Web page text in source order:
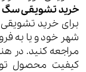
خرید تشویقی سگ
برای خرید
شهر خود و یا به
مراجعه کنید. در
کیفیت محصول